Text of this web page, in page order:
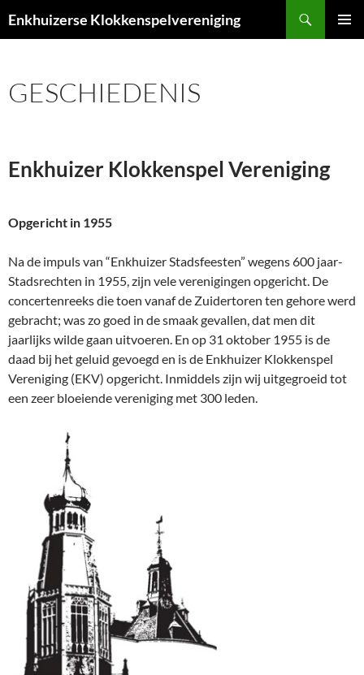
naar
Enkhuizerse Klokkenspelvereniging
GESCHIEDENIS
Enkhuizer Klokkenspel Vereniging
Opgericht in 1955
Na de impuls van “Enkhuizer Stadsfeesten” wegens 600 jaar-
Stadsrechten in 1955, zijn vele verenigingen opgericht. De
concertenreeks die toen vanaf de Zuidertoren ten gehore werd
gebracht; was zo goed in de smaak gevallen, dat men dit
jaarlijks wilde gaan uitvoeren. En op 31 oktober 1955 is de
daad bij het geluid gevoegd en is de Enkhuizer Klokkenspel
Vereniging (EKV) opgericht. Inmiddels zijn wij uitgegroeid tot
een zeer bloeiende vereniging met 300 leden.